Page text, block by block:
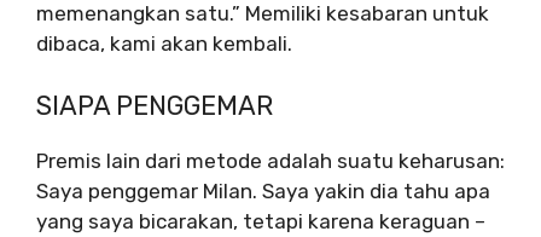
memenangkan satu.” Memiliki kesabaran untuk
dibaca, kami akan kembali.
SIAPA PENGGEMAR
Premis lain dari metode adalah suatu keharusan:
Saya penggemar Milan. Saya yakin dia tahu apa
yang saya bicarakan, tetapi karena keraguan –